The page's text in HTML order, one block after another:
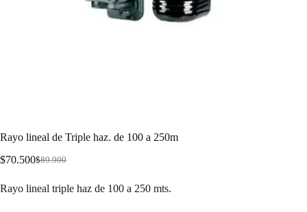
Rayo lineal de Triple haz. de 100 a 250m
$89.900
$70.500
Rayo lineal triple haz de 100 a 250 mts.